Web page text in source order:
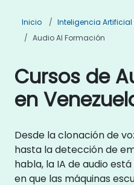
Inicio
Inteligencia
Audio AI Formación
Cursos de
en
Desde la clonación de
hasta la detección de
habla, la IA de audio
en que las máquinas